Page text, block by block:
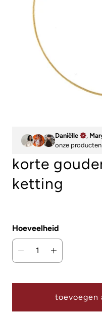
Daniëlle ,
onze
korte
ketting
Hoeveelheid
toevoegen